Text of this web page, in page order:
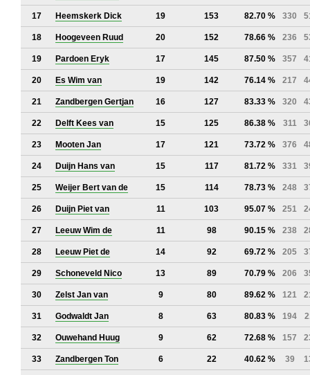
17 Heemskerk Dick 19 153 82.70 % 330
18 Hoogeveen Ruud 20 152 78.66 % 236
19 Pardoen Eryk 17 145 87.50 % 357
20 Es Wim van 19 142 76.14 % 217
21 Zandbergen Gertjan 16 127 83.33 % 320
22 Delft Kees van 15 125 86.38 % 311
23 Mooten Jan 17 121 73.72 % 376
24 Duijn Hans van 15 117 81.72 % 331
25 Weijer Bert van de 15 114 78.73 % 248
26 Duijn Piet van 11 103 95.07 % 251
27 Leeuw Wim de 11 98 90.15 % 238
28 Leeuw Piet de 14 92 69.72 % 205
29 Schoneveld Nico 13 89 70.79 % 206
30 Zelst Jan van 9 80 89.62 % 121
31 Godwaldt Jan 8 63 80.83 % 194
32 Ouwehand Huug 9 62 72.68 % 157
33 Zandbergen Ton 6 22 40.62 % 39